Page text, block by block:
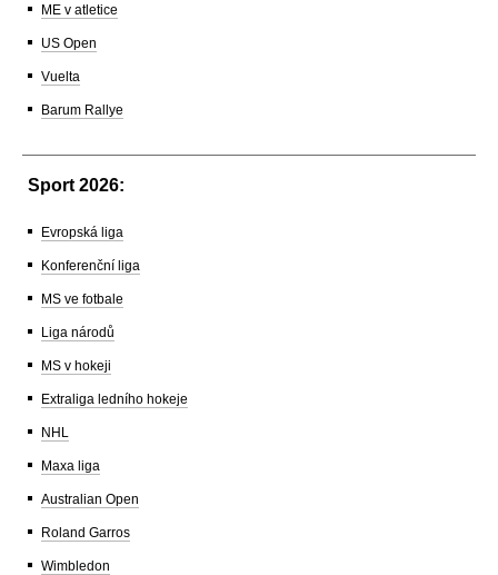
ME v atletice
US Open
Vuelta
Barum Rallye
Sport 2026:
Evropská liga
Konferenční liga
MS ve fotbale
Liga národů
MS v hokeji
Extraliga ledního hokeje
NHL
Maxa liga
Australian Open
Roland Garros
Wimbledon